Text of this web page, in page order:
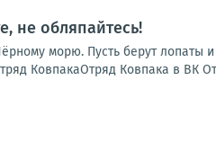
не обляпайтесь!
морю. Пусть берут лопаты
КовпакаОтряд Ковпака в ВК